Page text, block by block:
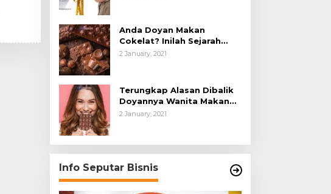
Anda Doyan Makan
Cokelat? Inilah Sejarah
Awalnya Cokelat di Dunia
2 January, 2021
Terungkap Alasan Dibalik
Doyannya Wanita Makan
Cokelat
2 January, 2021
Info Seputar Bisnis